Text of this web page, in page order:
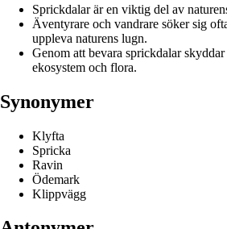
Sprickdalar är en viktig del av
Äventyrare och vandrare söker sig
uppleva naturens lugn.
Genom att bevara sprickdalar
ekosystem och flora.
Synonymer
Klyfta
Spricka
Ravin
Ödemark
Klippvägg